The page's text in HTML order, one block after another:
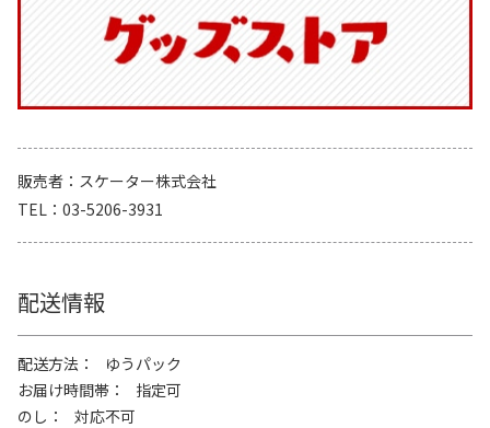
販売者
スケーター株式会社
TEL
03-5206-3931
配送情報
配送方法
ゆうパック
お届け時間帯
指定可
のし
対応不可